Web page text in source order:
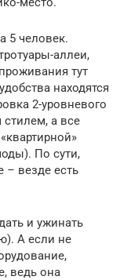
5 человек.
аллеи,
тут
находятся
2-уровневого
стилем, а все
По сути,
– везде есть
и ужинать
А если не
ведь она